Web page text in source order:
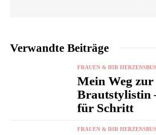
Verwandte Beiträge
FRAUEN & IHR
Mein Weg zur
Brautstylistin
für Schritt
FRAUEN & IHR